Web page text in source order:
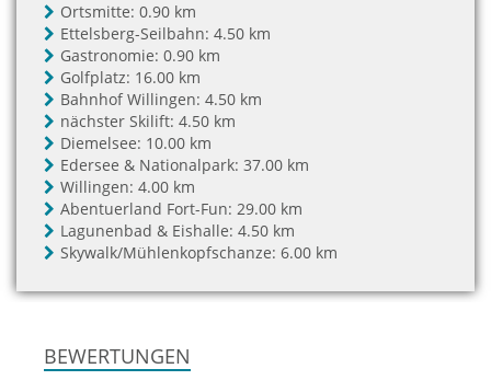
Ortsmitte: 0.90 km
Ettelsberg-Seilbahn: 4.50 km
Gastronomie: 0.90 km
Golfplatz: 16.00 km
Bahnhof Willingen: 4.50 km
nächster Skilift: 4.50 km
Diemelsee: 10.00 km
Edersee & Nationalpark: 37.00 km
Willingen: 4.00 km
Abentuerland Fort-Fun: 29.00 km
Lagunenbad & Eishalle: 4.50 km
Skywalk/Mühlenkopfschanze: 6.00 km
BEWERTUNGEN